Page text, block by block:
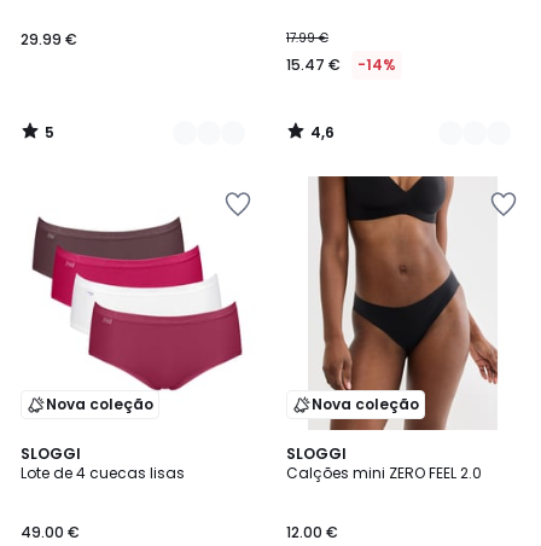
29.99 €
5
/
17.99 €
15.47 € -14%
4,6
/
Nova coleção
SLOGGI
Lote de 4 cuecas lisas
49.00 €
2
Cores
Nova coleção
SLOGGI
Calções mini ZERO FEEL 2.0
12.00 €
2
Cores